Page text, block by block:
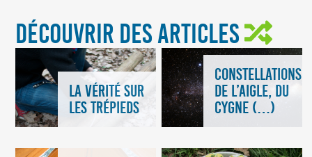
DÉCOUVRIR DES ARTICLES
LA VÉRITÉ SUR
LES TRÉPIEDS
CONSTELLATIONS
DE L’AIGLE, DU
CYGNE (…)